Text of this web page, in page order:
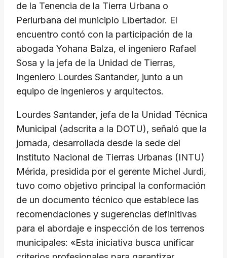
de la Tenencia de la Tierra Urbana o
Periurbana del municipio Libertador. El
encuentro contó con la participación de la
abogada Yohana Balza, el ingeniero Rafael
Sosa y la jefa de la Unidad de Tierras,
Ingeniero Lourdes Santander, junto a un
equipo de ingenieros y arquitectos.
Lourdes Santander, jefa de la Unidad Técnica
Municipal (adscrita a la DOTU), señaló que la
jornada, desarrollada desde la sede del
Instituto Nacional de Tierras Urbanas (INTU)
Mérida, presidida por el gerente Michel Jurdi,
tuvo como objetivo principal la conformación
de un documento técnico que establece las
recomendaciones y sugerencias definitivas
para el abordaje e inspección de los terrenos
municipales: «Esta iniciativa busca unificar